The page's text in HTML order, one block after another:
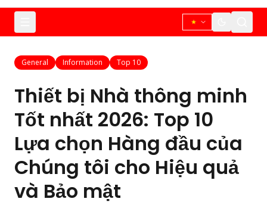
General Information Top 10
Thiết bị Nhà thông minh
Tốt nhất 2026: Top 10
Lựa chọn Hàng đầu của
Chúng tôi cho Hiệu quả
và Bảo mật